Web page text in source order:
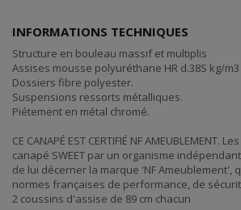
INFORMATIONS TECHNIQUES
Structure en bouleau massif et multiplis
Assises mousse polyuréthane HR d.38S kg/m3
Dossiers fibre polyester.
Suspensions ressorts métalliques.
Piétement en métal chromé.
CE CANAPÉ EST CERTIFIÉ NF AMEUBLEMENT.
canapé SWEET par un organisme
de lui décerner la marque 'NF Ameublement',
normes françaises de performance, de
2 coussins d'assise de 89 cm chacun